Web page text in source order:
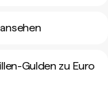
Gulden zu Euro